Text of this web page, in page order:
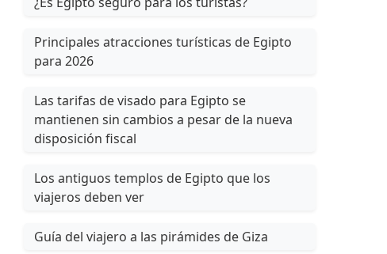
Principales atracciones turísticas de Egipto
para 2026
Las tarifas de visado para Egipto se
mantienen sin cambios a pesar de la nueva
disposición fiscal
Los antiguos templos de Egipto que los
viajeros deben ver
Guía del viajero a las pirámides de Giza